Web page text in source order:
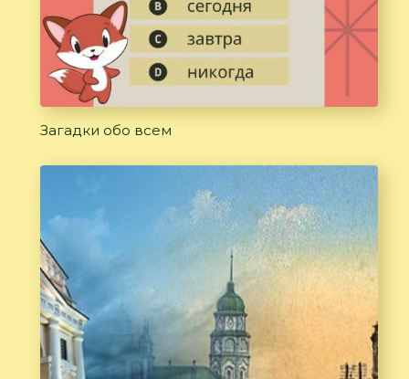
Загадки обо всем